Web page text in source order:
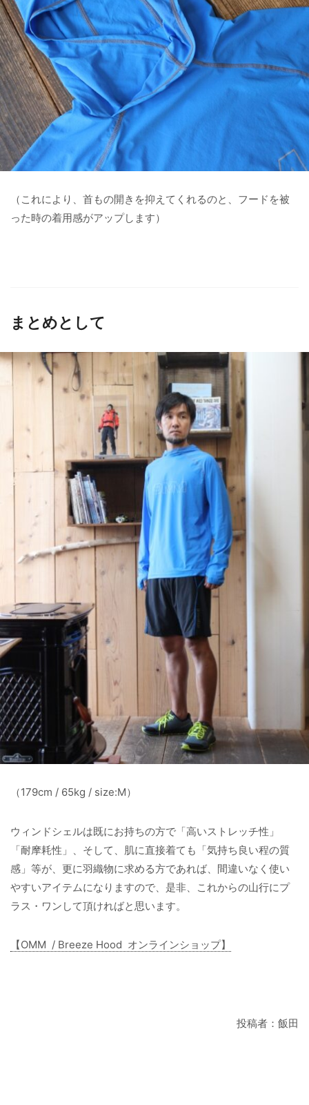
（これにより、首もの開きを抑えてくれるのと、フードを被
った時の着用感がアップします）
まとめとして
（179cm / 65kg / size:M）
ウィンドシェルは既にお持ちの方で「高いストレッチ性」
「耐摩耗性」、そして、肌に直接着ても「気持ち良い程の質
感」等が、更に羽織物に求める方であれば、間違いなく使い
やすいアイテムになりますので、是非、これからの山行にプ
ラス・ワンして頂ければと思います。
【OMM / Breeze Hood オンラインショップ】
投稿者：飯田